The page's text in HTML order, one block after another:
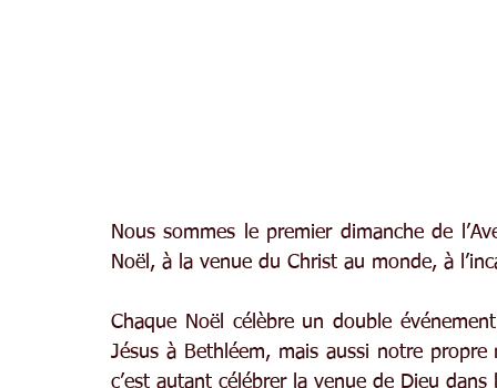
Nous sommes le premier dimanche de
Noël, à la venue du Christ au monde, à
Chaque Noël célèbre un double
Jésus à Bethléem, mais aussi notre
c’est autant célébrer la venue de Dieu